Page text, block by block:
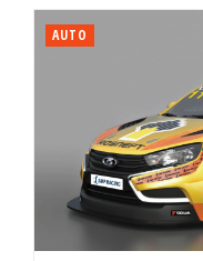
AUTO